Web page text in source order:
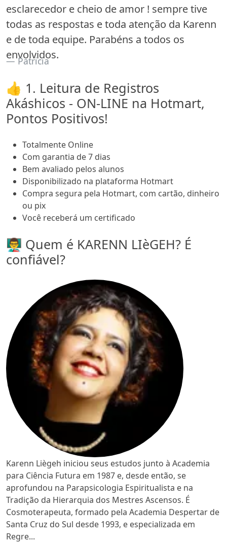
esclarecedor e cheio de amor ! sempre tive
todas as respostas e toda atenção da Karenn
e de toda equipe. Parabéns a todos os
envolvidos.
Patricia
👍 1. Leitura de Registros
Akáshicos - ON-LINE na Hotmart,
Pontos Positivos!
Totalmente Online
Com garantia de 7 dias
Bem avaliado pelos alunos
Disponibilizado na plataforma Hotmart
Compra segura pela Hotmart, com cartão, dinheiro
ou pix
Você receberá um certificado
👨‍🏫 Quem é KARENN LIèGEH? É
confiável?
Karenn Liègeh iniciou seus estudos junto à Academia
para Ciência Futura em 1987 e, desde então, se
aprofundou na Parapsicologia Espiritualista e na
Tradição da Hierarquia dos Mestres Ascensos. É
Cosmoterapeuta, formado pela Academia Despertar de
Santa Cruz do Sul desde 1993, e especializada em
Regre...